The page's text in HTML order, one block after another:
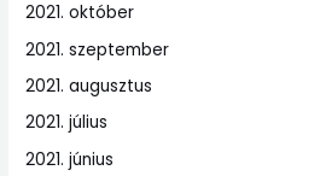
2021. október
2021. szeptember
2021. augusztus
2021. július
2021. június